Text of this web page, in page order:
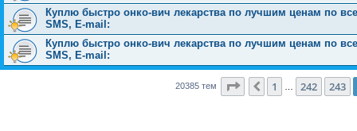
Куплю быстро онко-вич лекарства по лучшим ценам по
SMS, E-mail:
Куплю быстро онко-вич лекарства по лучшим ценам по
SMS, E-mail:
20385 тем Страница 244из 816
Пред.
1 242 243